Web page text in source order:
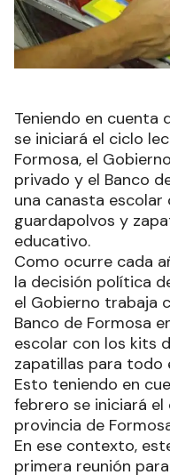
Teniendo en cuenta
se iniciará el ciclo
Formosa, el
privado y el Banco
una canasta
guardapolvos y
educativo.
Como ocurre cada
la decisión política
el Gobierno trabaja
Banco de Formosa
escolar con los kits
zapatillas para todo
Esto teniendo en
febrero se iniciará
provincia de
En ese contexto,
primera reunión